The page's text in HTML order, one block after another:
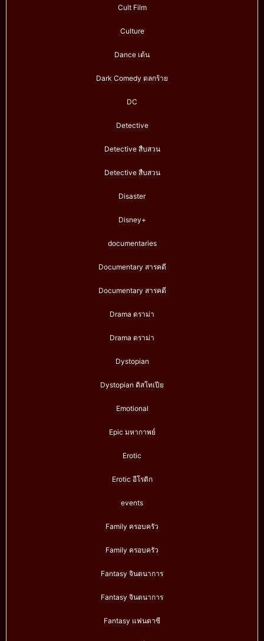
Cult Film
Culture
Dance เต้น
Dark Comedy ตลกร้าย
DC
Detective
Detective สืบสวน
Detective สืบสวน
Disaster
Disney+
documentaries
Documentary สารคดี
Documentary สารคดี
Drama ดราม่า
Drama ดราม่า
Dystopian
Dystopian ดิสโทเปีย
Emotional
Epic มหากาพย์
Erotic
Erotic อีโรติก
events
Family ครอบครัว
Family ครอบครัว
Fantasy จินตนาการ
Fantasy จินตนาการ
Fantasy แฟนตาซี